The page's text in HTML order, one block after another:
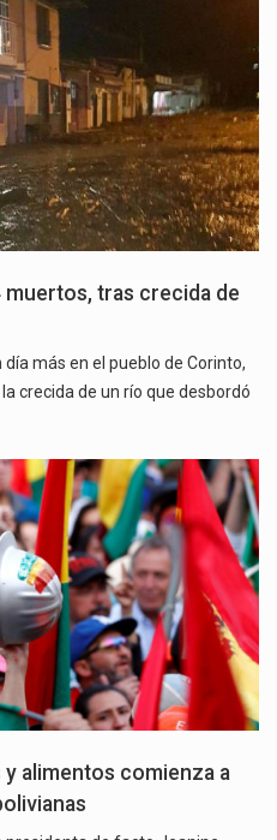
muertos, tras crecida de
más en el pueblo de Corinto,
crecida de un río que desbordó
alimentos comienza a